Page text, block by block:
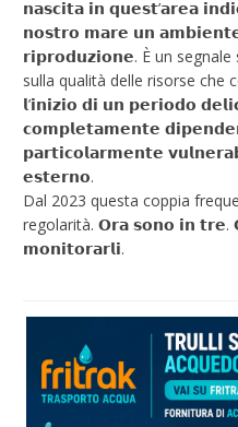
𝗻𝗮𝘀𝗰𝗶𝘁𝗮 𝗶𝗻 𝗾𝘂𝗲𝘀𝘁’𝗮𝗿𝗲𝗮
𝗻𝗼𝘀𝘁𝗿𝗼 𝗺𝗮𝗿𝗲 𝘂𝗻 𝗮𝗺𝗯𝗶𝗲𝗻𝘁𝗲
𝗿𝗶𝗽𝗿𝗼𝗱𝘂𝘇𝗶𝗼𝗻𝗲. È un segnale
sulla qualità delle risorse
𝗹’𝗶𝗻𝗶𝘇𝗶𝗼 𝗱𝗶 𝘂𝗻 𝗽𝗲𝗿𝗶𝗼𝗱𝗼
𝗰𝗼𝗺𝗽𝗹𝗲𝘁𝗮𝗺𝗲𝗻𝘁𝗲
𝗽𝗮𝗿𝘁𝗶𝗰𝗼𝗹𝗮𝗿𝗺𝗲𝗻𝘁𝗲
𝗲𝘀𝘁𝗲𝗿𝗻𝗼.
Dal 2023 questa coppia
regolarità. 𝗢𝗿𝗮 𝘀𝗼𝗻𝗼 𝗶𝗻
𝗺𝗼𝗻𝗶𝘁𝗼𝗿𝗮𝗿𝗹𝗶.